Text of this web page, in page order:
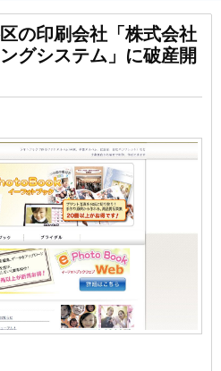
の印刷会社「株式会社
グシステム」に破産開